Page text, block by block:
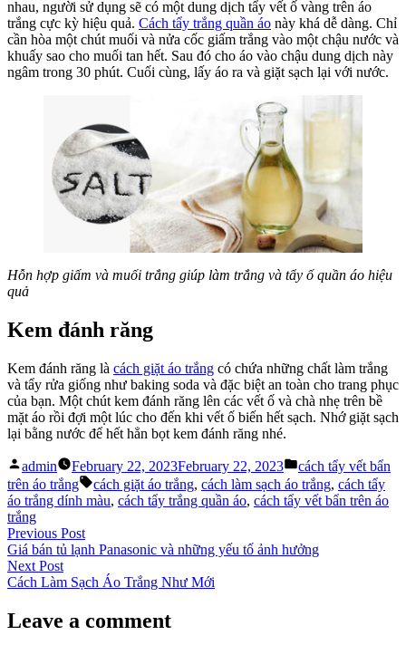
nhau, người sử dụng sẽ có một dung dịch tẩy vết ố vàng trên áo
trắng cực kỳ hiệu quả. Cách tẩy trắng quần áo này khá dễ dàng. Chỉ
cần hòa một chút muối và nửa cốc giấm trắng vào một chậu nước và
khuấy sao cho muối tan hết. Sau đó cho áo vào chậu dung dịch này
ngâm trong 30 phút. Cuối cùng, lấy áo ra và giặt sạch lại với nước.
Hỗn hợp giấm và muối trắng giúp làm trắng và tẩy ố quần áo hiệu
quả
Kem đánh răng
Kem đánh răng là cách giặt áo trắng có chứa những chất làm trắng
và tẩy rửa giống như baking soda và đặc biệt an toàn cho trang phục
của bạn. Một chút kem đánh răng lên các vết ố và chà nhẹ trên bề
mặt áo rồi đợi một lúc cho đến khi vết ố biến hết sạch. Nhớ giặt sạch
lại bằng nước để hết hẳn bọt kem đánh răng nhé.
Posted
by
admin February 22, 2023February 22, 2023
Posted
in
cách tẩy vết bẩn
trên áo trắng
Tags:
cách giặt áo trắng, cách làm sạch áo trắng, cách tẩy
áo trắng dính màu, cách tẩy trắng quần áo, cách tẩy vết bẩn trên áo
trắng
Post
navigation
Previous PostPrevious
post:
Giá bán tủ lạnh Panasonic và những yếu tố ảnh hưởng
Next PostNext
post:
Cách Làm Sạch Áo Trắng Như Mới
Leave a comment